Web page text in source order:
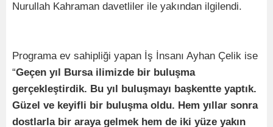
Nurullah Kahraman davetliler ile yakından ilgilendi.
Programa ev sahipliği yapan İş İnsanı Ayhan Çelik ise
“Geçen yıl Bursa ilimizde bir buluşma
gerçekleştirdik. Bu yıl buluşmayı başkentte yaptık.
Güzel ve keyifli bir buluşma oldu. Hem yıllar sonra
dostlarla bir araya gelmek hem de iki yüze yakın